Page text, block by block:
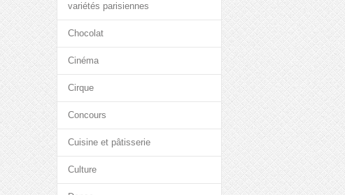
variétés parisiennes
Chocolat
Cinéma
Cirque
Concours
Cuisine et pâtisserie
Culture